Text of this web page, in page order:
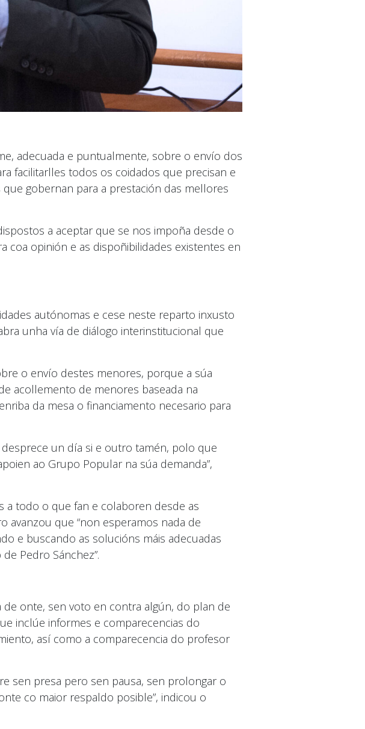
adecuada e puntualmente, sobre o envío dos
facilitarlles todos os coidados que precisan e
gobernan para a prestación das mellores
a aceptar que se nos impoña desde o
opinión e as dispoñibilidades existentes en
autónomas e cese neste reparto inxusto
unha vía de diálogo interinstitucional que
o envío destes menores, porque a súa
acollemento de menores baseada na
da mesa o financiamento necesario para
un día si e outro tamén, polo que
ao Grupo Popular na súa demanda”,
a todo o que fan e colaboren desde as
avanzou que “non esperamos nada de
e buscando as solucións máis adecuadas
Pedro Sánchez”.
onte, sen voto en contra algún, do plan de
inclúe informes e comparecencias do
así como a comparecencia do profesor
sen presa pero sen pausa, sen prolongar o
co maior respaldo posible”, indicou o